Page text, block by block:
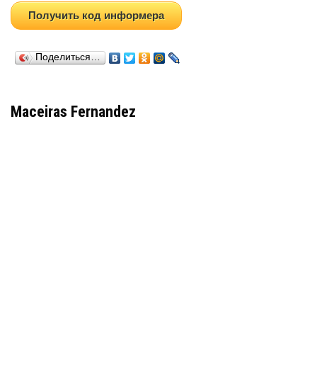
Получить код информера
Поделиться…
Maceiras Fernandez